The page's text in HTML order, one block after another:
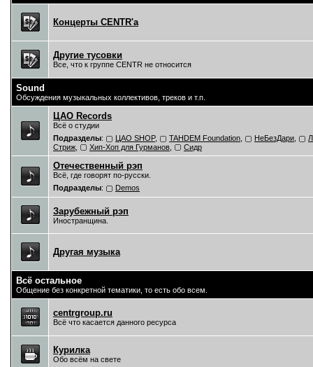
Концерты CENTR'a
Другие тусовки
Все, что к группе CENTR не относится
Sound
Обсуждения музыкальных коллективов, треков и т.п.
ЦAO Records
Всё о студии
Подразделы: ЦАО SHOP, TAHDEM Foundation НеБезДари
Стриж
Хип-Хоп для Гурманов Сидр
Отечественный рэп
Всё, где говорят по-русски.
Подразделы: Demos
Зарубежный рэп
Иностранщина.
Другая музыка
Всё остальное
Общение без конкретной тематики, то есть обо всем.
centrgroup.ru
Всё что касается данного ресурса
Курилка
Обо всём на свете